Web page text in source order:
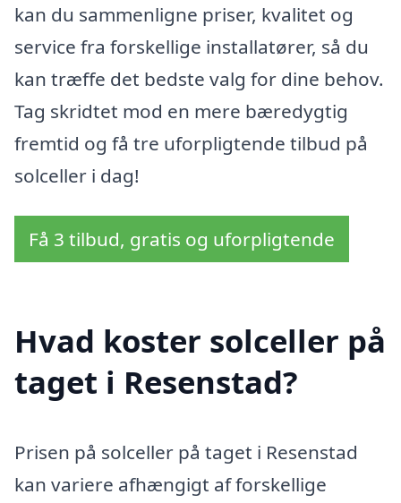
kan du sammenligne priser, kvalitet og
service fra forskellige installatører, så du
kan træffe det bedste valg for dine behov.
Tag skridtet mod en mere bæredygtig
fremtid og få tre uforpligtende tilbud på
solceller i dag!
Få 3 tilbud, gratis og uforpligtende
Hvad koster solceller på
taget i Resenstad?
Prisen på solceller på taget i Resenstad
kan variere afhængigt af forskellige